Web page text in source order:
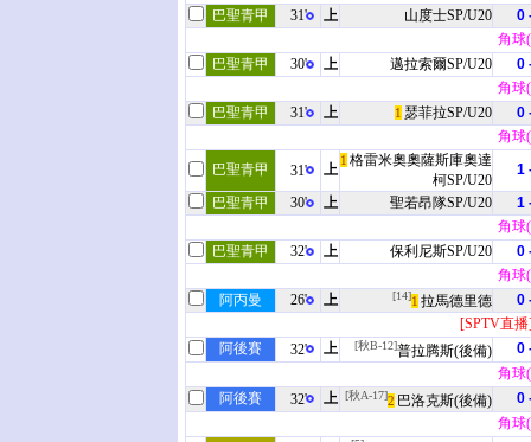
巴聖青甲
31' 上 山度士SP/U20
0
角球
巴聖青甲
30' 上 邁拉索爾SP/U20
0
角球
巴聖青甲
31' 上 1 瑟菲拉SP/U20
0
角球
巴聖青甲
31' 上
1 格雷米奧奧薩斯庫奧達
柯SP/U20
1
巴聖青甲
30' 上 聖若昂隊SP/U20
1
角球
巴聖青甲
32' 上 保利尼斯SP/U20
0
角球
阿丙曼
26' 上 [14]1 拉馬德里德
0
[SPTV直
阿後賽
32' 上 [秋B-12]普拉腾斯(後備)
0
角球
阿後賽
32' 上 [秋A-17]2 巴洛克斯(後備)
0
角球